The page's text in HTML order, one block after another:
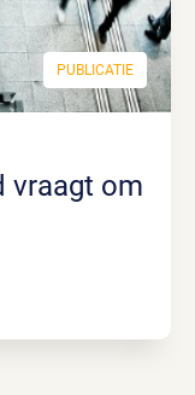
PUBLICATIE